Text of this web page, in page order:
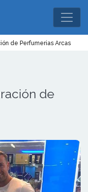
de Perfumerias Arcas
de